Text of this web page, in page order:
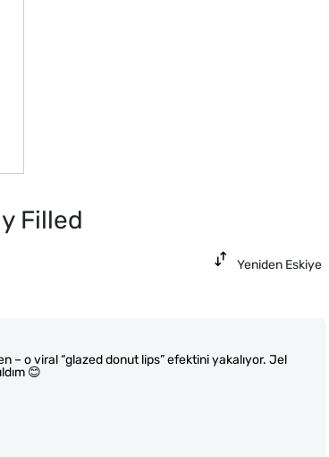
Filled
Yeniden Eskiye
– o viral “glazed donut lips” efektini yakalıyor. Jel
😊